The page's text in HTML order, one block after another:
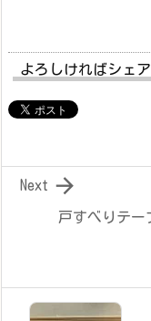
よろしければシェ
戸すべりテー

Next